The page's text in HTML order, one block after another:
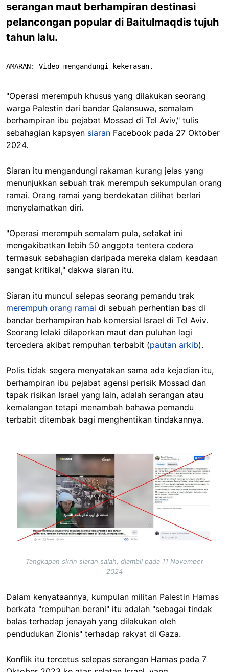
serangan maut berhampiran destinasi
pelancongan popular di Baitulmaqdis tujuh
tahun lalu.
AMARAN: Video mengandungi kekerasan.
"Operasi merempuh khusus yang dilakukan seorang
warga Palestin dari bandar Qalansuwa, semalam
berhampiran ibu pejabat Mossad di Tel Aviv," tulis
sebahagian kapsyen siaran Facebook pada 27 Oktober
2024.
Siaran itu mengandungi rakaman kurang jelas yang
menunjukkan sebuah trak merempuh sekumpulan orang
ramai. Orang ramai yang berdekatan dilihat berlari
menyelamatkan diri.
"Operasi merempuh semalam pula, setakat ini
mengakibatkan lebih 50 anggota tentera cedera
termasuk sebahagian daripada mereka dalam keadaan
sangat kritikal," dakwa siaran itu.
Siaran itu muncul selepas seorang pemandu trak
merempuh orang ramai di sebuah perhentian bas di
bandar berhampiran hab komersial Israel di Tel Aviv.
Seorang lelaki dilaporkan maut dan puluhan lagi
tercedera akibat rempuhan terbabit (pautan arkib).
Polis tidak segera menyatakan sama ada kejadian itu,
berhampiran ibu pejabat agensi perisik Mossad dan
tapak risikan Israel yang lain, adalah serangan atau
kemalangan tetapi menambah bahawa pemandu
terbabit ditembak bagi menghentikan tindakannya.
Image
Tangkapan skrin siaran salah, diambil pada 11 November
2024
Dalam kenyataannya, kumpulan militan Palestin Hamas
berkata "rempuhan berani" itu adalah "sebagai tindak
balas terhadap jenayah yang dilakukan oleh
pendudukan Zionis" terhadap rakyat di Gaza.
Konflik itu tercetus selepas serangan Hamas pada 7